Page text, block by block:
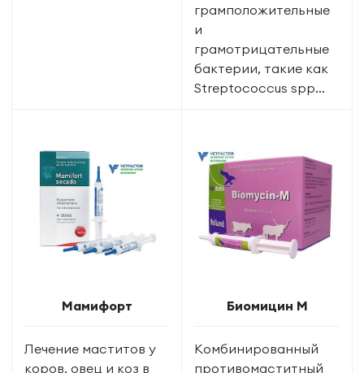
грамположительные
и
грамотрицательные
бактерии, такие как
Streptococcus spp…
Мамифорт
Лечение маститов у
коров, овец и коз в
Биомицин М
Комбинированный
противомаститный